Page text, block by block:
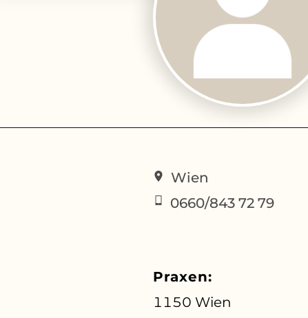
Wien
0660/843 72 79
Praxen:
1150 Wien